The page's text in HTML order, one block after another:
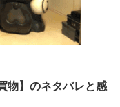
物】のネタバレと感